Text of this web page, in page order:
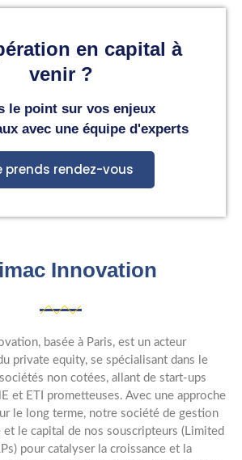
en capital à
venir ?
le point sur vos enjeux
avec une équipe d'experts
prends rendez-vous
Innovation
basée à Paris, est un acteur
private equity, se spécialisant dans le
non cotées, allant de start-ups
et ETI prometteuses. Avec une approche
le long terme, notre société de gestion
le capital de nos souscripteurs (Limited
pour catalyser la croissance et la